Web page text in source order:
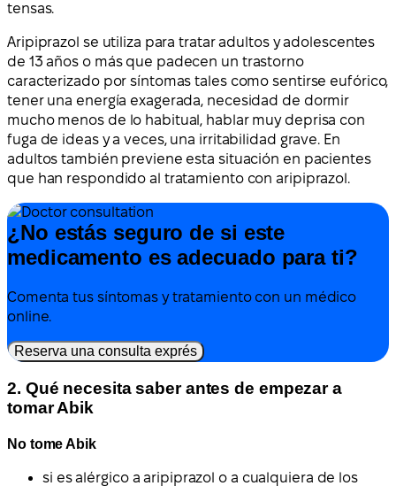
tensas.
Aripiprazol se utiliza para tratar adultos y adolescentes
de 13 años o más que padecen un trastorno
caracterizado por síntomas tales como sentirse eufórico,
tener una energía exagerada, necesidad de dormir
mucho menos de lo habitual, hablar muy deprisa con
fuga de ideas y a veces, una irritabilidad grave. En
adultos también previene esta situación en pacientes
que han respondido al tratamiento con aripiprazol.
¿No estás seguro de si este
medicamento es adecuado para ti?
Comenta tus síntomas y tratamiento con un médico
online.
Reserva una consulta exprés
2. Qué necesita saber antes de empezar a
tomar Abik
No tome Abik
si es alérgico a aripiprazol o a cualquiera de los